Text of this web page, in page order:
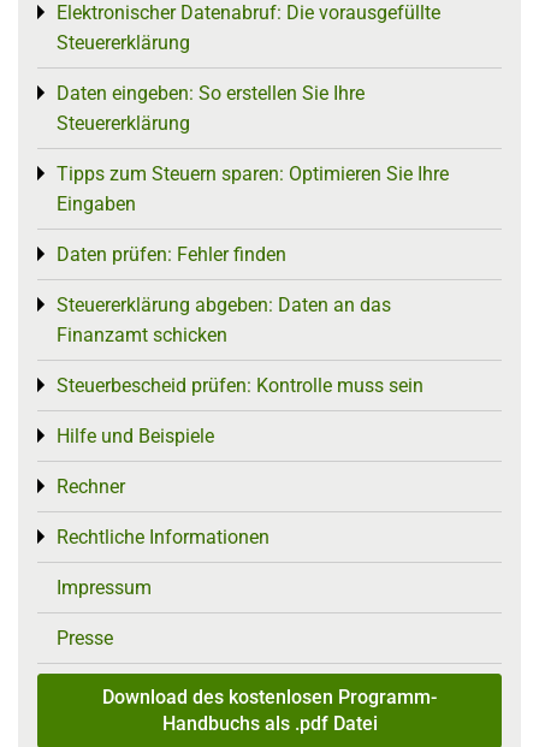
Elektronischer Datenabruf: Die vorausgefüllte
Steuererklärung
Toggle menu
Daten eingeben: So erstellen Sie Ihre
Steuererklärung
Toggle menu
Tipps zum Steuern sparen: Optimieren Sie Ihre
Eingaben
Toggle menu
Daten prüfen: Fehler finden
Toggle menu
Steuererklärung abgeben: Daten an das
Finanzamt schicken
Toggle menu
Steuerbescheid prüfen: Kontrolle muss sein
Toggle menu
Hilfe und Beispiele
Toggle menu
Rechner
Toggle menu
Rechtliche Informationen
Toggle menu
Impressum
Presse
Download des kostenlosen Programm-
Handbuchs als .pdf Datei